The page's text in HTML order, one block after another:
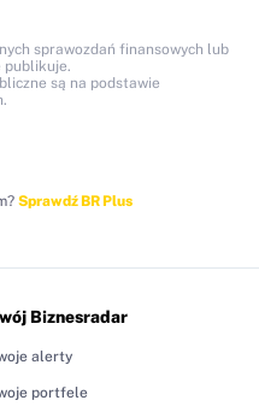
sprawozdań finansowych lub
publikuje.
są na podstawie
Sprawdź BR Plus
Biznesradar
alerty
portfele